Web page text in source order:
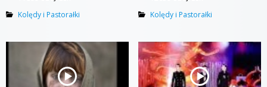
Kolędy i Pastorałki
Kolędy i Pastorałki